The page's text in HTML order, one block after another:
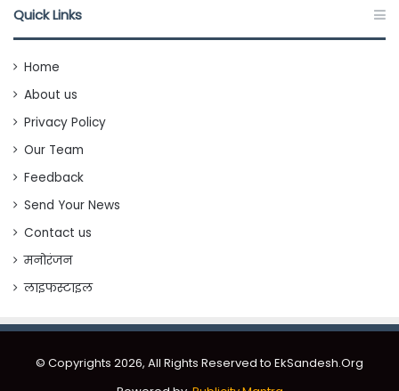
Quick Links
Home
About us
Privacy Policy
Our Team
Feedback
Send Your News
Contact us
मनोरंजन
लाइफस्टाइल
© Copyrights 2026, All Rights Reserved to EkSandesh.Org